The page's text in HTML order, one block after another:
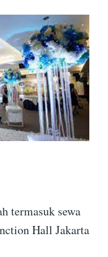
termasuk sewa
Hall Jakarta